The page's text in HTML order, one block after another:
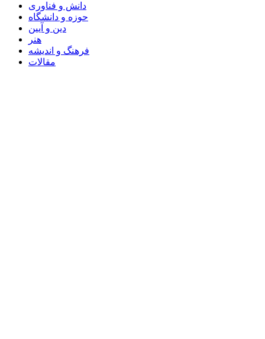
دانش و فناوری
حوزه و دانشگاه
دین و آیین
هنر
فرهنگ و اندیشه
مقالات